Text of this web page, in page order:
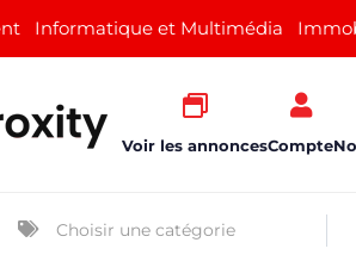
Informatique et Multimédia
Voir les annoncesCompte